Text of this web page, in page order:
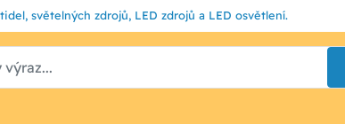
světelných zdrojů, LED zdrojů a LED osvětlení.